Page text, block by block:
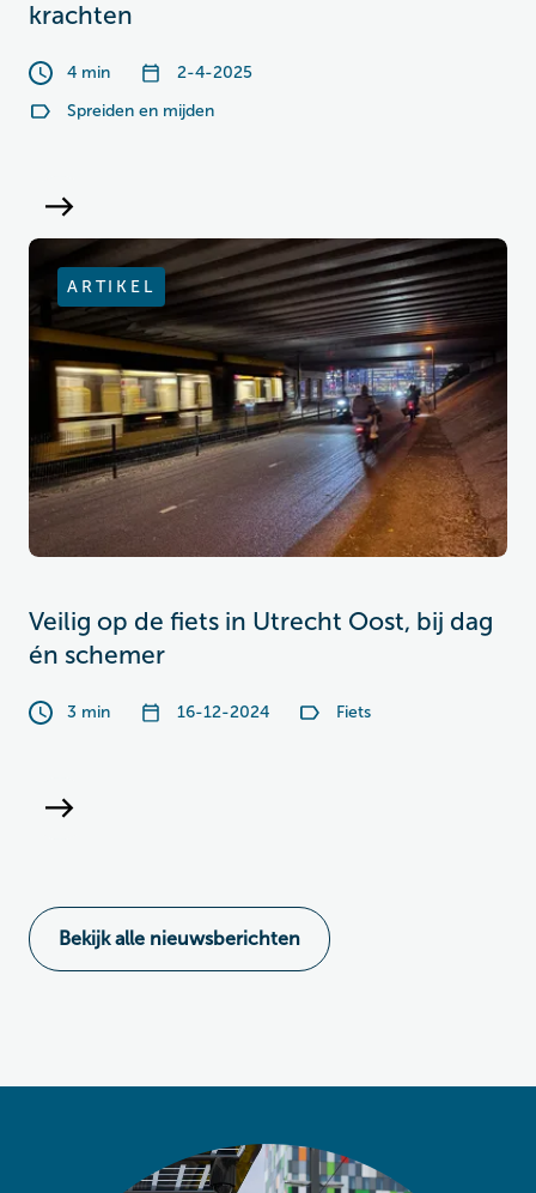
krachten
4 min
2-4-2025
Spreiden en mijden
ARTIKEL
Veilig op de fiets in Utrecht Oost, bij dag
én schemer
3 min 16-12-2024 Fiets
Bekijk alle nieuwsberichten